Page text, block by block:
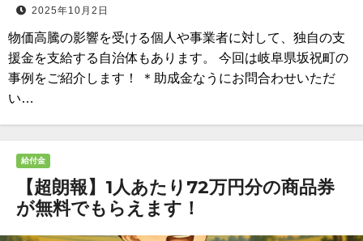
2025年10月2日
物価高騰の影響を受ける個人や事業者に対して、独自の支
援金を支給する自治体もあります。 今回は岐阜県坂祝町の
事例をご紹介します！ ＊助成金なうにお問合わせいただ
い…
給付金
【超朗報】1人あたり72万円分の商品券
が無料でもらえます！